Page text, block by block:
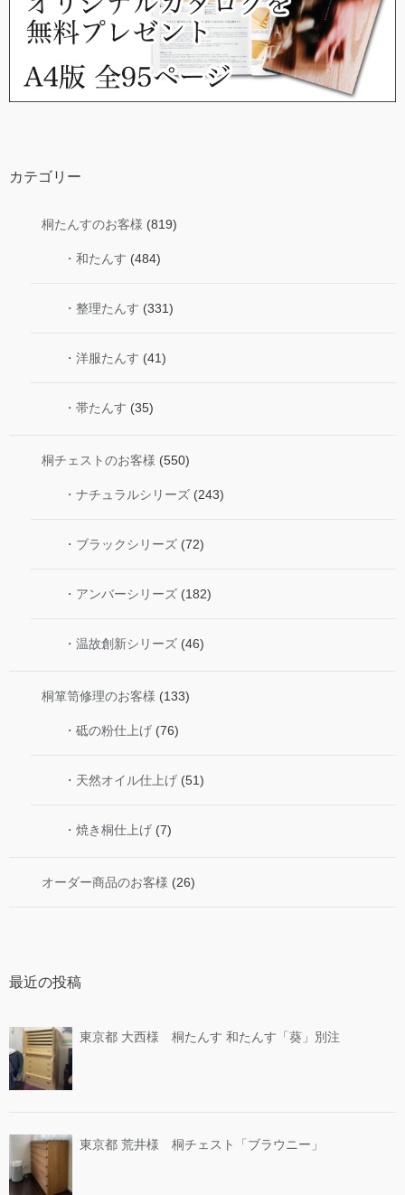
カテゴリー
桐たんすのお客様 (819)
・和たんす (484)
・整理たんす (331)
・洋服たんす (41)
・帯たんす (35)
桐チェストのお客様 (550)
・ナチュラルシリーズ (243)
・ブラックシリーズ (72)
・アンバーシリーズ (182)
・温故創新シリーズ (46)
桐箪笥修理のお客様 (133)
・砥の粉仕上げ (76)
・天然オイル仕上げ (51)
・焼き桐仕上げ (7)
オーダー商品のお客様 (26)
最近の投稿
東京都 大西様 桐たんす 和たんす「葵」別注
東京都 荒井様 桐チェスト「ブラウニー」